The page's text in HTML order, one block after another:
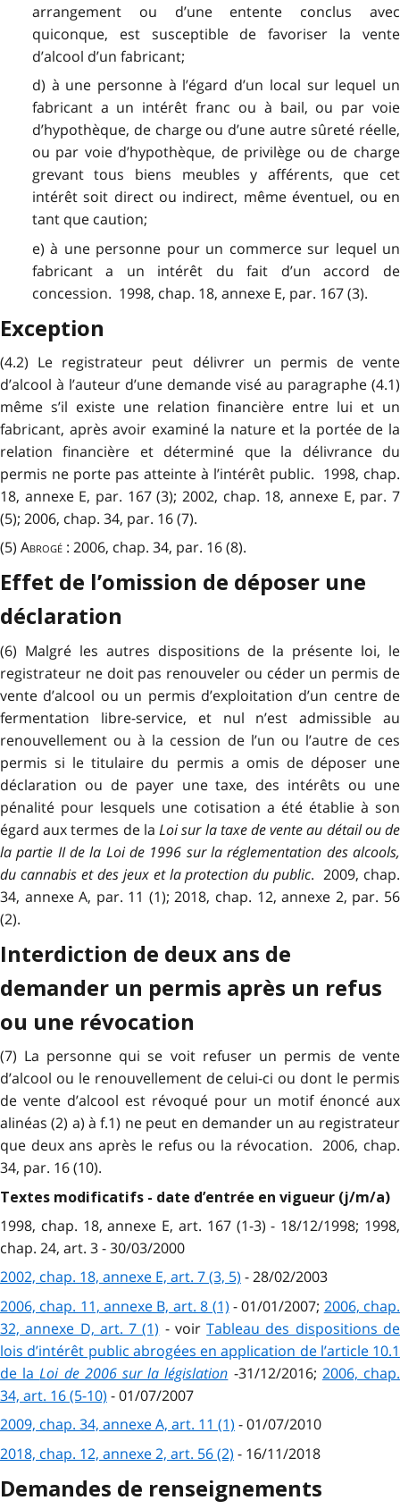
arrangement ou d’une entente conclus avec
quiconque, est susceptible de favoriser la vente
d’alcool d’un fabricant;
d) à une personne à l’égard d’un local sur lequel un
fabricant a un intérêt franc ou à bail, ou par voie
d’hypothèque, de charge ou d’une autre sûreté réelle,
ou par voie d’hypothèque, de privilège ou de charge
grevant tous biens meubles y afférents, que cet
intérêt soit direct ou indirect, même éventuel, ou en
tant que caution;
e) à une personne pour un commerce sur lequel un
fabricant a un intérêt du fait d’un accord de
concession. 1998, chap. 18, annexe E, par. 167 (3).
Exception
(4.2) Le registrateur peut délivrer un permis de vente
d’alcool à l’auteur d’une demande visé au paragraphe (4.1)
même s’il existe une relation financière entre lui et un
fabricant, après avoir examiné la nature et la portée de la
relation financière et déterminé que la délivrance du
permis ne porte pas atteinte à l’intérêt public. 1998, chap.
18, annexe E, par. 167 (3); 2002, chap. 18, annexe E, par. 7
(5); 2006, chap. 34, par. 16 (7).
(5) Abrogé : 2006, chap. 34, par. 16 (8).
Effet de l’omission de déposer une
déclaration
(6) Malgré les autres dispositions de la présente loi, le
registrateur ne doit pas renouveler ou céder un permis de
vente d’alcool ou un permis d’exploitation d’un centre de
fermentation libre-service, et nul n’est admissible au
renouvellement ou à la cession de l’un ou l’autre de ces
permis si le titulaire du permis a omis de déposer une
déclaration ou de payer une taxe, des intérêts ou une
pénalité pour lesquels une cotisation a été établie à son
égard aux termes de laLoi sur la taxe de vente au détailou de
la partie II de la Loi de 1996 sur la réglementation des alcools,
du cannabis et des jeux et la protection du public. 2009, chap.
34, annexe A, par. 11 (1); 2018, chap. 12, annexe 2, par. 56
(2).
Interdiction de deux ans de
demander un permis après un refus
ou une révocation
(7) La personne qui se voit refuser un permis de vente
d’alcool ou le renouvellement de celui-ci ou dont le permis
de vente d’alcool est révoqué pour un motif énoncé aux
alinéas (2) a) à f.1) ne peut en demander un au registrateur
que deux ans après le refus ou la révocation. 2006, chap.
34, par. 16 (10).
Textes modificatifs - date d’entrée en vigueur (j/m/a)
1998, chap. 18, annexe E, art. 167 (1-3) - 18/12/1998; 1998,
chap. 24, art. 3 - 30/03/2000
2002, chap. 18, annexe E, art. 7 (3, 5) - 28/02/2003
2006, chap. 11, annexe B, art. 8 (1) - 01/01/2007; 2006, chap.
32, annexe D, art. 7 (1) - voirTableau des dispositions de
lois d’intérêt public abrogées en application de l’article 10.1
de laLoi de 2006 sur la législation -31/12/2016; 2006, chap.
34, art. 16 (5-10) - 01/07/2007
2009, chap. 34, annexe A, art. 11 (1) - 01/07/2010
2018, chap. 12, annexe 2, art. 56 (2) - 16/11/2018
Demandes de renseignements